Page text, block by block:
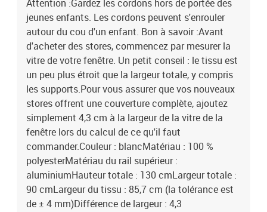
Attention :Gardez les cordons hors de portée des
jeunes enfants. Les cordons peuvent s'enrouler
autour du cou d'un enfant. Bon à savoir :Avant
d'acheter des stores, commencez par mesurer la
vitre de votre fenêtre. Un petit conseil : le tissu est
un peu plus étroit que la largeur totale, y compris
les supports.Pour vous assurer que vos nouveaux
stores offrent une couverture complète, ajoutez
simplement 4,3 cm à la largeur de la vitre de la
fenêtre lors du calcul de ce qu'il faut
commander.Couleur : blancMatériau : 100 %
polyesterMatériau du rail supérieur :
aluminiumHauteur totale : 130 cmLargeur totale :
90 cmLargeur du tissu : 85,7 cm (la tolérance est
de ± 4 mm)Différence de largeur : 4,3